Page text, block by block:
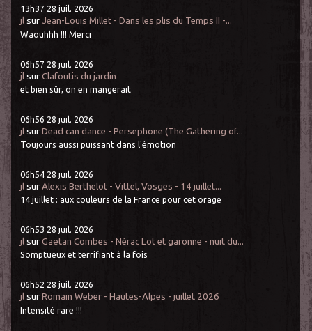
13h37 28 juil. 2026
jl surJean-Louis Millet - Dans les plis du Temps II -...
Waouhhh !!! Merci
06h57 28 juil. 2026
jl surClafoutis du jardin
et bien sûr, on en mangerait
06h56 28 juil. 2026
jl surDead can dance - Persephone (The Gathering of...
Toujours aussi puissant dans l'émotion
06h54 28 juil. 2026
jl surAlexis Berthelot - Vittel, Vosges - 14 juillet...
14 juillet : aux couleurs de la France pour cet orage
06h53 28 juil. 2026
jl surGaëtan Combes - Nérac Lot et garonne - nuit du...
Somptueux et terrifiant à la fois
06h52 28 juil. 2026
jl surRomain Weber - Hautes-Alpes - juillet 2026
Intensité rare !!!